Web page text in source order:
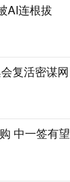
AI连根拔
复活密谋网
中一签有望